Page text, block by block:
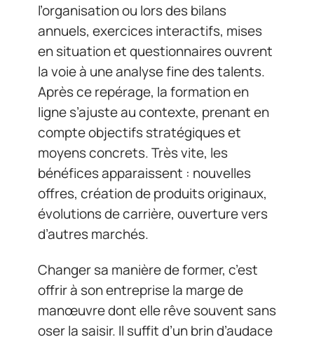
l’organisation ou lors des bilans
annuels, exercices interactifs, mises
en situation et questionnaires ouvrent
la voie à une analyse fine des talents.
Après ce repérage, la formation en
ligne s’ajuste au contexte, prenant en
compte objectifs stratégiques et
moyens concrets. Très vite, les
bénéfices apparaissent : nouvelles
offres, création de produits originaux,
évolutions de carrière, ouverture vers
d’autres marchés.
Changer sa manière de former, c’est
offrir à son entreprise la marge de
manœuvre dont elle rêve souvent sans
oser la saisir. Il suffit d’un brin d’audace